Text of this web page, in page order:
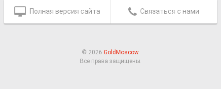
Полная версия сайта Связаться с нами
© 2026 GoldMoscow.
Все права защищены.